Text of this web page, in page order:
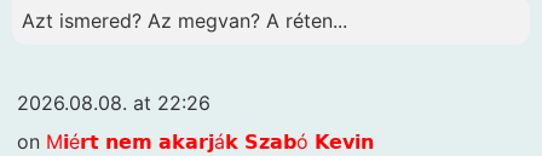
Azt ismered? Az megvan? A réten...
2026.08.08. at 22:26
on M𝗶é𝗿𝘁 𝗻𝗲𝗺 𝗮𝗸𝗮𝗿𝗷á𝗸 𝗦𝘇𝗮𝗯ó 𝗞𝗲𝘃𝗶𝗻